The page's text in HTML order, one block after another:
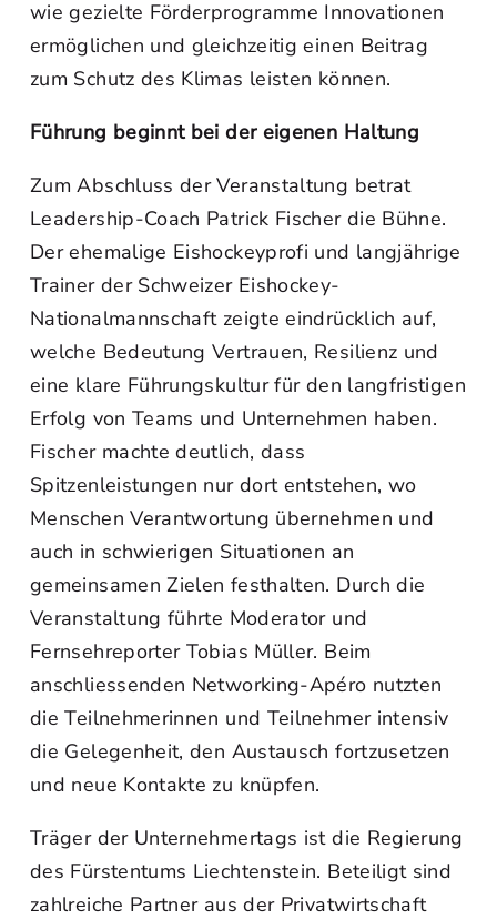
wie gezielte Förderprogramme Innovationen
ermöglichen und gleichzeitig einen Beitrag
zum Schutz des Klimas leisten können.
Führung beginnt bei der eigenen Haltung
Zum Abschluss der Veranstaltung betrat
Leadership-Coach Patrick Fischer die Bühne.
Der ehemalige Eishockeyprofi und langjährige
Trainer der Schweizer Eishockey-
Nationalmannschaft zeigte eindrücklich auf,
welche Bedeutung Vertrauen, Resilienz und
eine klare Führungskultur für den langfristigen
Erfolg von Teams und Unternehmen haben.
Fischer machte deutlich, dass
Spitzenleistungen nur dort entstehen, wo
Menschen Verantwortung übernehmen und
auch in schwierigen Situationen an
gemeinsamen Zielen festhalten. Durch die
Veranstaltung führte Moderator und
Fernsehreporter Tobias Müller. Beim
anschliessenden Networking-Apéro nutzten
die Teilnehmerinnen und Teilnehmer intensiv
die Gelegenheit, den Austausch fortzusetzen
und neue Kontakte zu knüpfen.
Träger der Unternehmertags ist die Regierung
des Fürstentums Liechtenstein. Beteiligt sind
zahlreiche Partner aus der Privatwirtschaft